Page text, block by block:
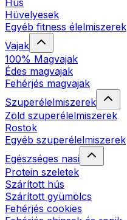
Hús
Hüvelyesek
Egyéb fitness élelmiszerek
Vajak
100% Magvajak
Édes magvajak
Fehérjés magvajak
Szuperélelmiszerek
Zöld szuperélelmiszerek
Rostok
Egyéb szuperélelmiszerek
Egészséges nasi
Protein szeletek
Szárított hús
Szárított gyümölcs
Fehérjés cookies